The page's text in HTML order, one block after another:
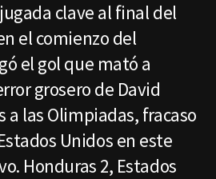
clave al final del
el comienzo del
el gol que mató a
grosero de David
a las Olimpiadas, fracaso
Unidos en este
Honduras 2, Estados